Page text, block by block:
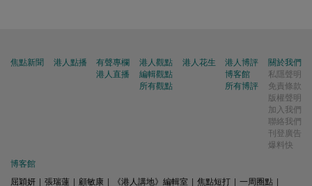
焦點新聞 港人點播
有聲專欄
港人直播
港人觀點
編輯觀點
所有觀點
港人花生
港人博評
博客館
所有博評
關於我們
私隱聲明
免責條款
版權聲明
加入我們
聯絡我們
刊登廣告
爆料快
博客館
屈穎妍
張瑞蓮 顧敏康 《港人講地》編輯室 焦點短打 一周圈點